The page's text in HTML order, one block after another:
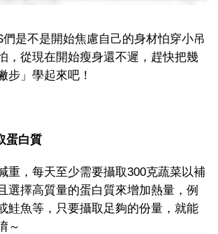
們是不是開始焦慮自己的身材怕穿小吊
，從現在開始瘦身還不遲，趕快把幾
步」學起來吧！
蛋白質
重，每天至少需要攝取300克蔬菜以補
選擇高質量的蛋白質來增加熱量，例
鮭魚等，只要攝取足夠的份量，就能
～